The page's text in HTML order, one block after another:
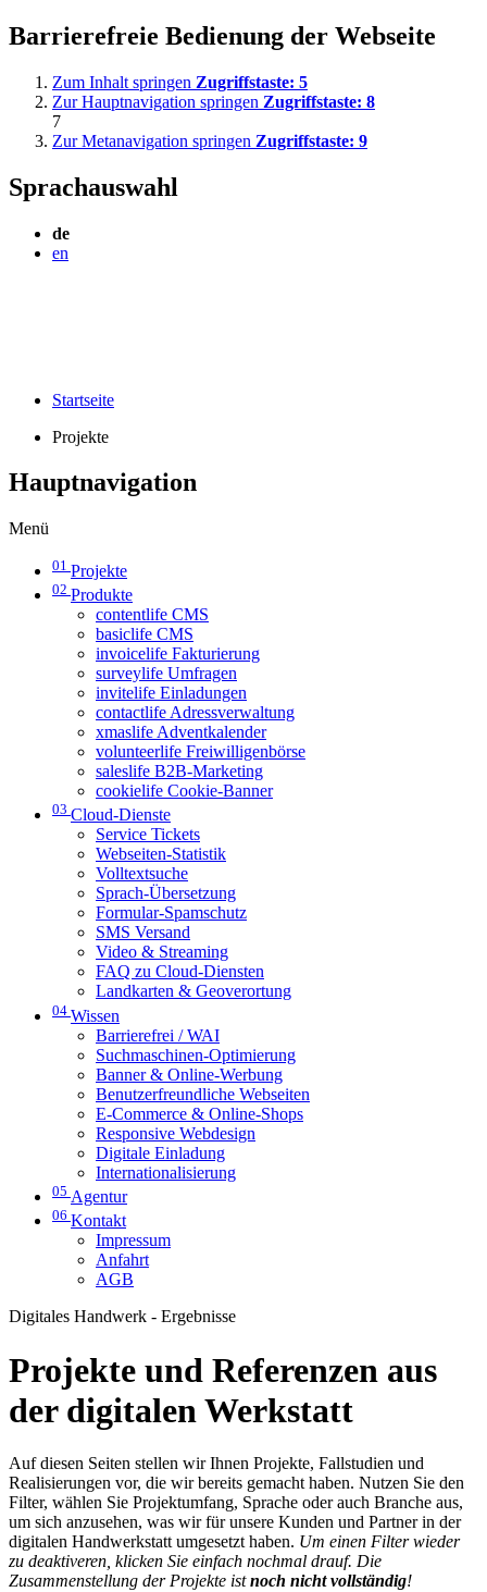
Barrierefreie Bedienung der Webseite
Zum Inhalt springen Zugriffstaste: 5
Zur Hauptnavigation springen Zugriffstaste: 8
7
Zur Metanavigation springen Zugriffstaste: 9
Sprachauswahl
de
en
Startseite
Projekte
Hauptnavigation
Menü
01 Projekte
02 Produkte
contentlife CMS
basiclife CMS
invoicelife Fakturierung
surveylife Umfragen
invitelife Einladungen
contactlife Adressverwaltung
xmaslife Adventkalender
volunteerlife Freiwilligenbörse
saleslife B2B-Marketing
cookielife Cookie-Banner
03 Cloud-Dienste
Service Tickets
Webseiten-Statistik
Volltextsuche
Sprach-Übersetzung
Formular-Spamschutz
SMS Versand
Video & Streaming
FAQ zu Cloud-Diensten
Landkarten & Geoverortung
04 Wissen
Barrierefrei / WAI
Suchmaschinen-Optimierung
Banner & Online-Werbung
Benutzerfreundliche Webseiten
E-Commerce & Online-Shops
Responsive Webdesign
Digitale Einladung
Internationalisierung
05 Agentur
06 Kontakt
Impressum
Anfahrt
AGB
Digitales Handwerk - Ergebnisse
Projekte und Referenzen aus
der digitalen Werkstatt
Auf diesen Seiten stellen wir Ihnen Projekte, Fallstudien und
Realisierungen vor, die wir bereits gemacht haben. Nutzen Sie den
Filter, wählen Sie Projektumfang, Sprache oder auch Branche aus,
um sich anzusehen, was wir für unsere Kunden und Partner in der
digitalen Handwerkstatt umgesetzt haben. Um einen Filter wieder
zu deaktiveren, klicken Sie einfach nochmal drauf. Die
Zusammenstellung der Projekte istnoch nicht vollständig!